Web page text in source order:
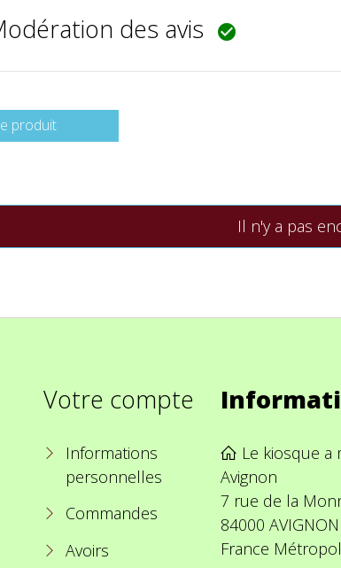
des avis 
produit
Il n'y a pas
Votre compte
Informations
personnelles
Commandes
Avoirs
Le kiosque a
Avignon
7 rue de la
84000 AVIGNON
France